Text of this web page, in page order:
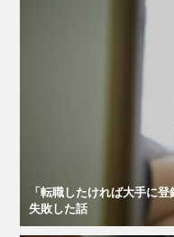
「転職したければ大手に
失敗した話